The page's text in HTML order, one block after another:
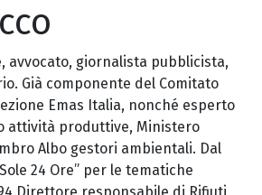
avvocato, giornalista pubblicista,
Già componente del Comitato
Emas Italia, nonché esperto
attività produttive, Ministero
Albo gestori ambientali. Dal
24 Ore” per le tematiche